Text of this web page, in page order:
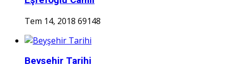
Tem 14, 2018 69148
Beyşehir Tarihi